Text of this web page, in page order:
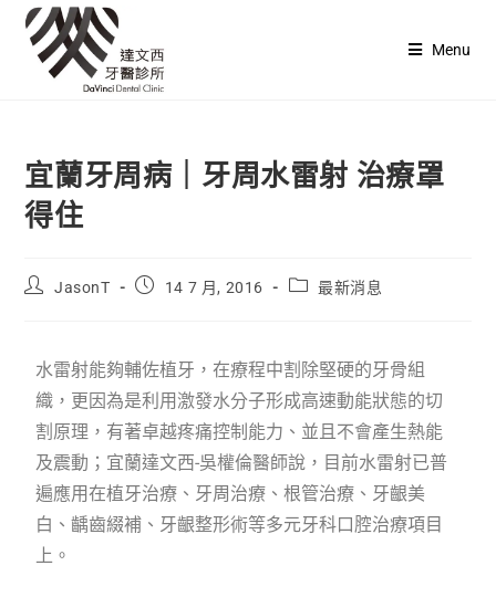
Menu
宜蘭牙周病｜牙周水雷射 治療罩
得住
JasonT 14 7 月, 2016 最新消息
水雷射能夠輔佐植牙，在療程中割除堅硬的牙骨組
織，更因為是利用激發水分子形成高速動能狀態的切
割原理，有著卓越疼痛控制能力、並且不會產生熱能
及震動；宜蘭達文西-吳權倫醫師說，目前水雷射已普
遍應用在植牙治療、牙周治療、根管治療、牙齦美
白、齲齒綴補、牙齦整形術等多元牙科口腔治療項目
上。